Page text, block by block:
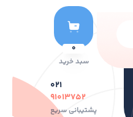
0
سبد خرید
۰۲۱
۹۱۰۱۳۷۵۲
پشتیبانی سریع